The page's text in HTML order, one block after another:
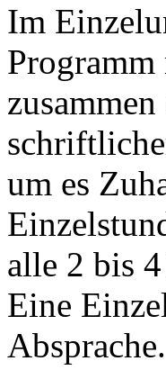
Im
um es
alle 2 bis
Eine
Absprache.